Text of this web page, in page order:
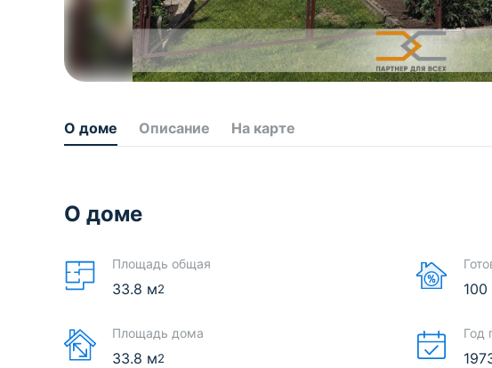
О доме Описание На карте
О доме
Площадь общая
33.8 м2
Площадь дома
33.8 м2
100
Год